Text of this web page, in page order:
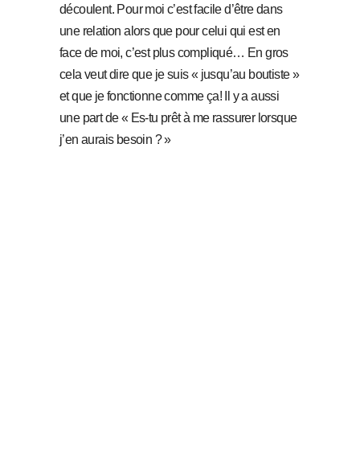
découlent. Pour moi c’est facile d’être dans
une relation alors que pour celui qui est en
face de moi, c’est plus compliqué… En gros
cela veut dire que je suis « jusqu’au boutiste »
et que je fonctionne comme ça! Il y a aussi
une part de « Es-tu prêt à me rassurer lorsque
j’en aurais besoin ? »